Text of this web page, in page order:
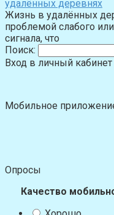
удалённых деревнях
Жизнь в удалённых
проблемой слабого
сигнала, что
Поиск:
Вход в личный кабинет
Мобильное
Опросы
Качество